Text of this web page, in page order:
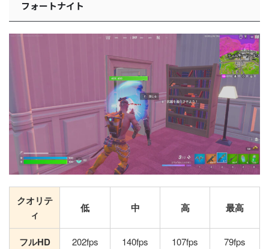
フォートナイト
クオリテ
ィ
低 中 高 最高
フルHD 202fps 140fps 107fps 79fps